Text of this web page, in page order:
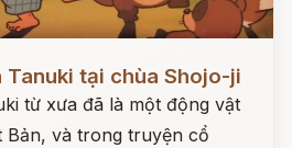
tại chùa Shojo-ji
từ xưa đã là một động vật
Bản, và trong truyện cổ